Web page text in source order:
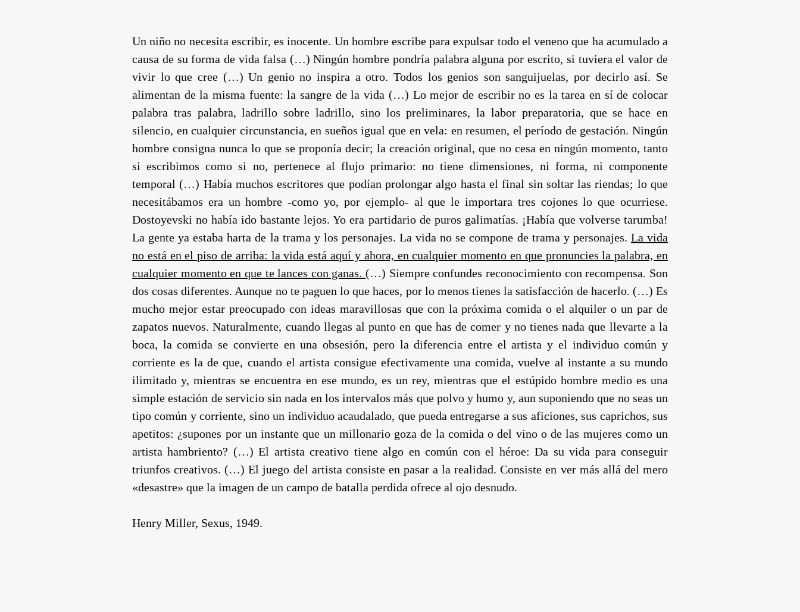
Un niño no necesita escribir, es inocente. Un hombre escribe para expulsar todo el veneno que ha acumulado a
causa de su forma de vida falsa (…) Ningún hombre pondría palabra alguna por escrito, si tuviera el valor de
vivir lo que cree (…) Un genio no inspira a otro. Todos los genios son sanguijuelas, por decirlo así. Se
alimentan de la misma fuente: la sangre de la vida (…) Lo mejor de escribir no es la tarea en sí de colocar
palabra tras palabra, ladrillo sobre ladrillo, sino los preliminares, la labor preparatoria, que se hace en
silencio, en cualquier circunstancia, en sueños igual que en vela: en resumen, el período de gestación. Ningún
hombre consigna nunca lo que se proponía decir; la creación original, que no cesa en ningún momento, tanto
si escribimos como si no, pertenece al flujo primario: no tiene dimensiones, ni forma, ni componente
temporal (…) Había muchos escritores que podían prolongar algo hasta el final sin soltar las riendas; lo que
necesitábamos era un hombre -como yo, por ejemplo- al que le importara tres cojones lo que ocurriese.
Dostoyevski no había ido bastante lejos. Yo era partidario de puros galimatías. ¡Había que volverse tarumba!
La gente ya estaba harta de la trama y los personajes. La vida no se compone de trama y personajes. La vida
no está en el piso de arriba: la vida está aquí y ahora, en cualquier momento en que pronuncies la palabra, en
cualquier momento en que te lances con ganas.(…) Siempre confundes reconocimiento con recompensa. Son
dos cosas diferentes. Aunque no te paguen lo que haces, por lo menos tienes la satisfacción de hacerlo. (…) Es
mucho mejor estar preocupado con ideas maravillosas que con la próxima comida o el alquiler o un par de
zapatos nuevos. Naturalmente, cuando llegas al punto en que has de comer y no tienes nada que llevarte a la
boca, la comida se convierte en una obsesión, pero la diferencia entre el artista y el individuo común y
corriente es la de que, cuando el artista consigue efectivamente una comida, vuelve al instante a su mundo
ilimitado y, mientras se encuentra en ese mundo, es un rey, mientras que el estúpido hombre medio es una
simple estación de servicio sin nada en los intervalos más que polvo y humo y, aun suponiendo que no seas un
tipo común y corriente, sino un individuo acaudalado, que pueda entregarse a sus aficiones, sus caprichos, sus
apetitos: ¿supones por un instante que un millonario goza de la comida o del vino o de las mujeres como un
artista hambriento? (…) El artista creativo tiene algo en común con el héroe: Da su vida para conseguir
triunfos creativos. (…) El juego del artista consiste en pasar a la realidad. Consiste en ver más allá del mero
«desastre» que la imagen de un campo de batalla perdida ofrece al ojo desnudo.
Henry Miller, Sexus, 1949.